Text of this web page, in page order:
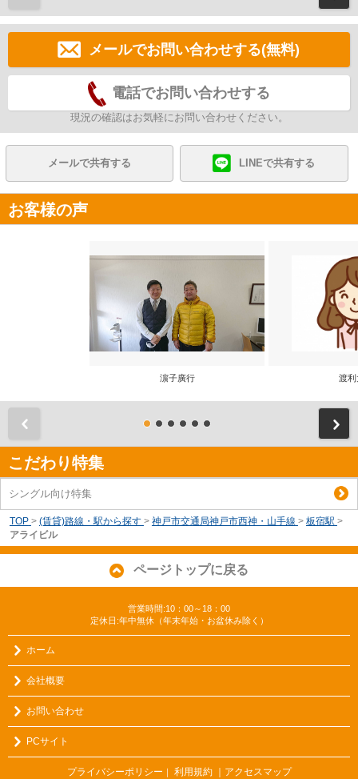
メールでお問い合わせする(無料)
電話でお問い合わせする
現況の確認はお気軽にお問い合わせください。
メールで共有する LINEで共有する
お客様の声
濵子廣行 渡利
こだわり特集
シングル向け特集
TOP > (賃貸)路線・駅から探す > 神戸市交通局神戸市西神・山手線 > 板宿駅 >
アライビル
ページトップに戻る
営業時間:10：00～18：00
定休日:年中無休（年末年始・お盆休み除く）
ホーム
会社概要
お問い合わせ
PCサイト
プライバシーポリシー 利用規約 ｜アクセスマップ